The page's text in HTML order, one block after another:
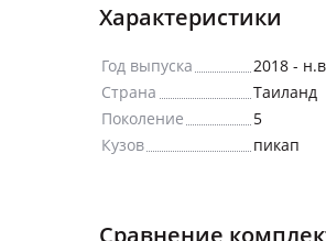
Характеристики
Год выпуска
2018 -
Страна
Таиланд
Поколение
5
Кузов
пикап